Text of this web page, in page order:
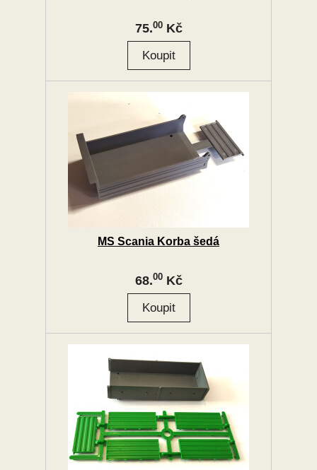
75.00Kč
MS Scania Korba šedá
68.00Kč